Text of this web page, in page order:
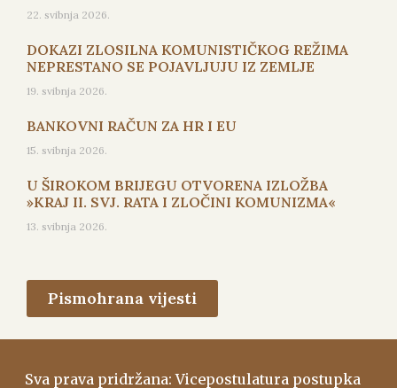
22. svibnja 2026.
DOKAZI ZLOSILNA KOMUNISTIČKOG REŽIMA
NEPRESTANO SE POJAVLJUJU IZ ZEMLJE
19. svibnja 2026.
BANKOVNI RAČUN ZA HR I EU
15. svibnja 2026.
U ŠIROKOM BRIJEGU OTVORENA IZLOŽBA
»KRAJ II. SVJ. RATA I ZLOČINI KOMUNIZMA«
13. svibnja 2026.
Pismohrana vijesti
Sva prava pridržana: Vicepostulatura postupka